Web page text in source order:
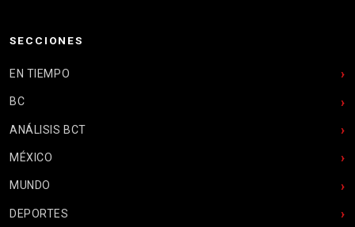
SECCIONES
EN TIEMPO
BC
ANÁLISIS BCT
MÉXICO
MUNDO
DEPORTES